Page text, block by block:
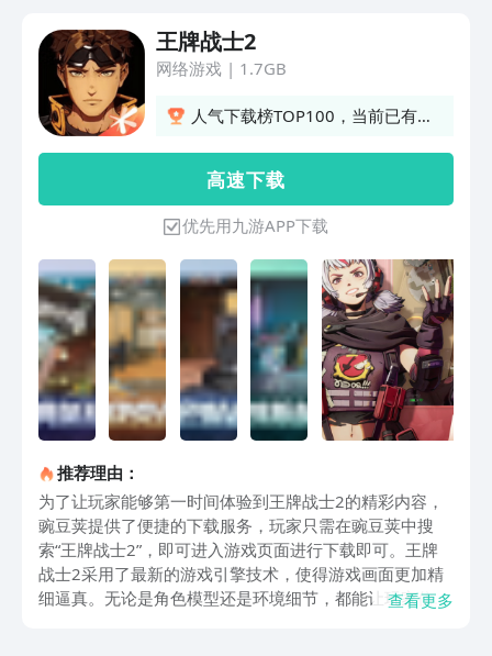
王牌战士2
网络游戏| 1.7GB
人气下载榜TOP100，当前已有
高 速 下 载
优先用九游APP下载
推荐理由：
为了让玩家能够第一时间体验到王牌战士2的精彩内容，
豌豆荚提供了便捷的下载服务，玩家只需在豌豆荚中搜
索“王牌战士2”，即可进入游戏页面进行下载即可。王牌
战士2采用了最新的游戏引擎技术，使得游戏画面更加精
细逼真。无论是角色模型还是环境细节，都能让玩家仿佛
查看更多